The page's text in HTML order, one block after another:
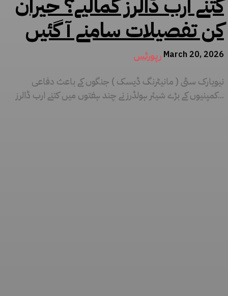
کتنے ارب ڈالرز کمالیے؟ حیران
کن تفصیلات سامنے آ گئیں
رپورٹس March 20, 2026
نیویارک سٹی ( مانیٹرنگ ڈیسک ) جنگوں کے باعث دفاعی
کمپنیوں کے بڑے شیئر ہولڈرز نے چند ہفتوں میں کتنے ارب ڈالرز...